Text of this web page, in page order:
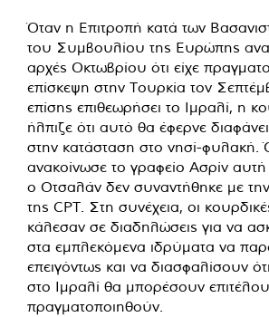
Όταν η Επιτροπή κατά των
του Συμβουλίου της Ευρώπης
αρχές Οκτωβρίου ότι είχε
επίσκεψη στην Τουρκία τον
επίσης επιθεωρήσει το Ιμραλί, η
ήλπιζε ότι αυτό θα έφερνε
στην κατάσταση στο νησί-
ανακοίνωσε το γραφείο Ασρίν
ο Οτσαλάν δεν συναντήθηκε με
της CPT. Στη συνέχεια, οι
κάλεσαν σε διαδηλώσεις για να
στα εμπλεκόμενα ιδρύματα να
επειγόντως και να διασφαλίσουν
στο Ιμραλί θα μπορέσουν
πραγματοποιηθούν.